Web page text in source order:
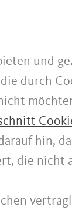
und
durch
hin,
die nicht